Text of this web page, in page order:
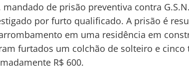
mandado de prisão preventiva contra
por furto qualificado. A prisão é
em uma residência em
furtados um colchão de solteiro e cinco
R$ 600.